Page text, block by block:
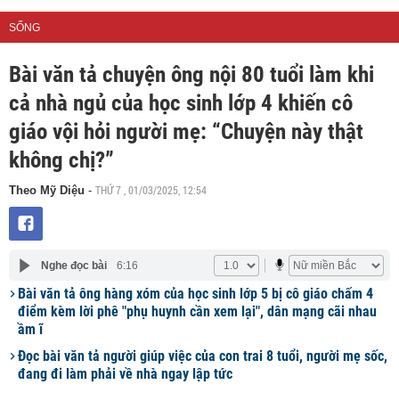
SỐNG
Bài văn tả chuyện ông nội 80 tuổi làm khi
cả nhà ngủ của học sinh lớp 4 khiến cô
giáo vội hỏi người mẹ: “Chuyện này thật
không chị?”
Theo Mỹ Diệu - THỨ 7 , 01/03/2025, 12:54
Nghe đọc bài 6:16
Bài văn tả ông hàng xóm của học sinh lớp 5 bị cô giáo chấm 4
điểm kèm lời phê "phụ huynh cần xem lại", dân mạng cãi nhau
ầm ĩ
Đọc bài văn tả người giúp việc của con trai 8 tuổi, người mẹ sốc,
đang đi làm phải về nhà ngay lập tức